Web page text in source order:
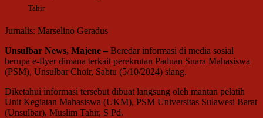
Tahir
Jurnalis: Marselino Geradus
Unsulbar News, Majene – Beredar informasi di media sosial
berupa e-flyer dimana terkait perekrutan Paduan Suara Mahasiswa
(PSM), Unsulbar Choir, Sabtu (5/10/2024) siang.
Diketahui informasi tersebut dibuat langsung oleh mantan pelatih
Unit Kegiatan Mahasiswa (UKM), PSM Universitas Sulawesi Barat
(Unsulbar), Muslim Tahir, S Pd.